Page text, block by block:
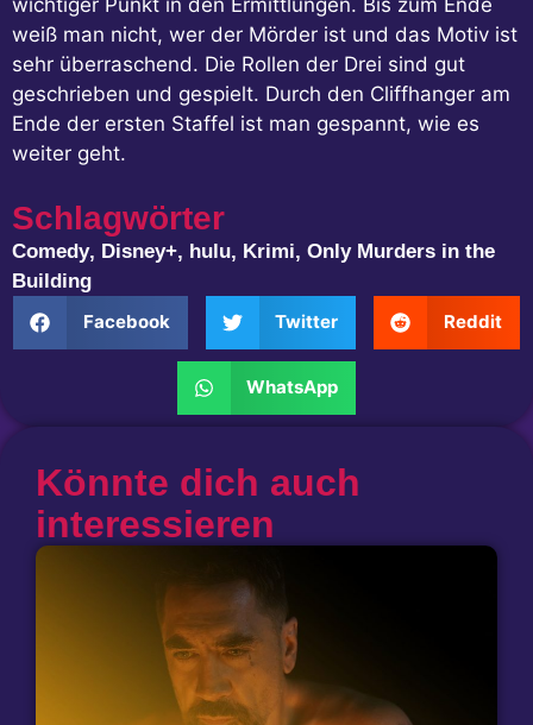
weiß man nicht, wer der Mörder ist und das Motiv ist
sehr überraschend. Die Rollen der Drei sind gut
geschrieben und gespielt. Durch den Cliffhanger am
Ende der ersten Staffel ist man gespannt, wie es
weiter geht.
Schlagwörter
Comedy, Disney+, hulu, Krimi, Only Murders in the
Building
Facebook
Twitter Reddit
WhatsApp
Könnte dich auch
interessieren